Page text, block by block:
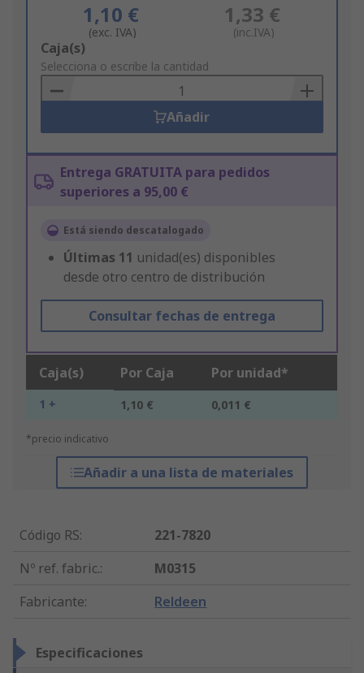
1,10 €
(exc. IVA)
1,33 €
(inc.IVA)
Add
to
Basket
Caja(s)
Selecciona o escribe la cantidad
Añadir
Entrega GRATUITA para pedidos
superiores a 95,00 €
Está siendo descatalogado
Últimas 11 unidad(es) disponibles
desde otro centro de distribución
Consultar fechas de entrega
Caja(s) Por Caja Por unidad*
1 + 1,10 € 0,011 €
*precio indicativo
Añadir a una lista de materiales
Código RS:
221-7820
Nº ref. fabric.:
M0315
Fabricante: Reldeen
Especificaciones